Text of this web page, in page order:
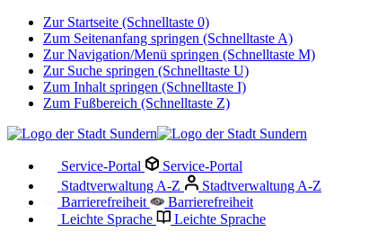
Zur Startseite (Schnelltaste 0)
Zum Seitenanfang springen (Schnelltaste A)
Zur Navigation/Menü springen (Schnelltaste M)
Zur Suche springen (Schnelltaste U)
Zum Inhalt springen (Schnelltaste I)
Zum Fußbereich (Schnelltaste Z)
Service-Portal
Service-Portal
Stadtverwaltung A-Z
Stadtverwaltung A-Z
Barrierefreiheit
Barrierefreiheit
Leichte Sprache
Leichte Sprache